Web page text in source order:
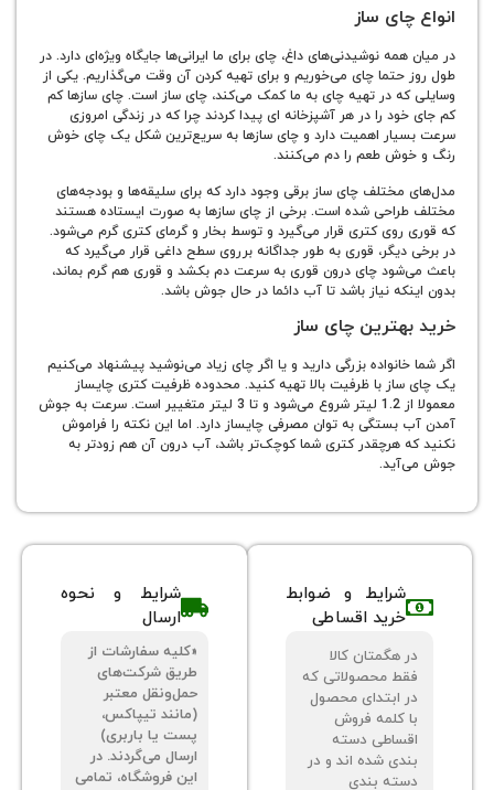
ساز
نوشیدنی‌های داغ، چای برای ما ایرانی‌ها جایگاه ویژه‌ای دارد. در
چای می‌خوریم و برای تهیه کردن آن وقت می‌گذاریم. یکی از
در تهیه چای به ما کمک می‌کند، چای ساز است. چای سازها کم
را در هر آشپزخانه ای پیدا کردند چرا که در زندگی امروزی
اهمیت دارد و چای سازها به سریع‌ترین شکل یک چای خوش
طعم را دم می‌کنند.
چای ساز برقی وجود دارد که برای سلیقه‌ها و بودجه‌های
شده‌ است. برخی از چای‌ سازها به صورت ایستاده هستند
کتری قرار می‌گیرد و توسط بخار و گرمای کتری گرم می‌شود.
قوری به طور جداگانه برروی سطح داغی قرار می‌گیرد که
چای درون قوری به سرعت دم بکشد و قوری هم گرم بماند،
نیاز باشد تا آب دائما در حال جوش باشد.
چای ساز
بزرگی دارید و یا اگر چای زیاد می‌نوشید پیشنهاد می‌کنیم
با ظرفیت بالا تهیه کنید. محدوده ظرفیت کتری چایساز
معمولا از 1.2 لیتر شروع می‌شود و تا 3 لیتر متغییر است. سرعت به جوش
به توان مصرفی چایساز دارد. اما این نکته را فراموش
هرچقدر کتری شما کوچک‌تر باشد، آب درون آن هم زودتر به
شرایط و ضوابط
خرید اقساطی
محصولاتی که
ابتدای محصول
شده اند و در
شرایط و نحوه
«کلیه سفارشات از
طریق شرکت‌های
حمل‌ونقل معتبر
(مانند تیپاکس،
پست یا باربری)
ارسال می‌گردند. در
این فروشگاه، تمامی